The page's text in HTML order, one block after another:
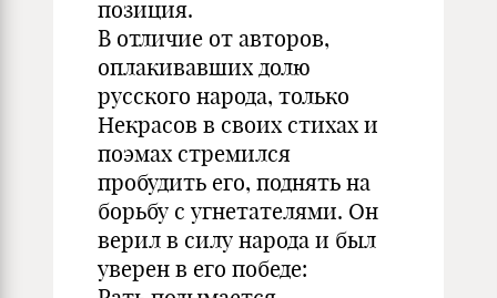
позиция.
В отличие от авторов,
оплакивавших долю
русского народа, только
Некрасов в своих стихах и
поэмах стремился
пробудить его, поднять на
борьбу с угнетателями. Он
верил в силу народа и был
уверен в его победе: